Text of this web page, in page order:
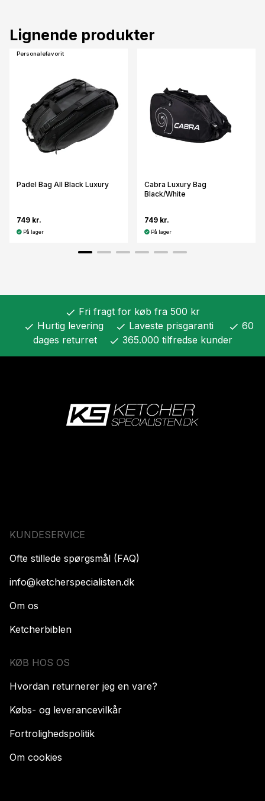
Lignende produkter
Personalefavorit
Padel Bag All Black Luxury
749 kr.
På lager
Cabra Luxury Bag
Black/White
749 kr.
På lager
check Fri fragt for køb fra 500 kr
check Hurtig levering check Laveste prisgaranti check 60
dages returret
check 365.000 tilfredse kunder
KUNDESERVICE
Ofte stillede spørgsmål (FAQ)
info@ketcherspecialisten.dk
Om os
Ketcherbiblen
KØB HOS OS
Hvordan returnerer jeg en vare?
Købs- og leverancevilkår
Fortrolighedspolitik
Om cookies